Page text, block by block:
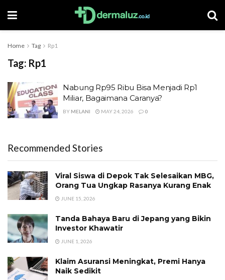
Home Tag Rp1
Tag: Rp1
Nabung Rp95 Ribu Bisa Menjadi Rp1
Miliar, Bagaimana Caranya?
BY MELANI MAY 24, 2026 0
Recommended Stories
Viral Siswa di Depok Tak Selesaikan MBG,
Orang Tua Ungkap Rasanya Kurang Enak
JUNE 15, 2026
Tanda Bahaya Baru di Jepang yang Bikin
Investor Khawatir
JUNE 1, 2026
Klaim Asuransi Meningkat, Premi Hanya
Naik Sedikit